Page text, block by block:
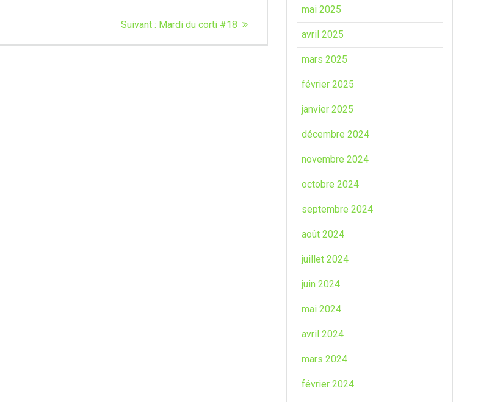
Suivant : Article
Mardi du corti #18
mai 2025
avril 2025
mars 2025
février 2025
janvier 2025
décembre 2024
novembre 2024
octobre 2024
septembre 2024
août 2024
juillet 2024
juin 2024
mai 2024
avril 2024
mars 2024
février 2024